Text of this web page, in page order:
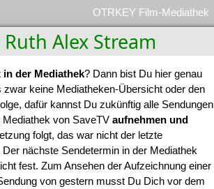
OTRKEY Film-Mediathek
Alex Stream
der Mediathek? Dann bist Du hier genau
zwar keine Mediatheken-Übersicht oder den
dafür kannst Du zukünftig alle Sendungen
von SaveTV aufnehmen und
folgt, das war nicht der letzte
nächste Sendetermin in der Mediathek
fest. Zum Ansehen der Aufzeichnung einer
von gestern musst Du Dich vor dem